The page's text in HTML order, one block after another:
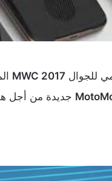
للجوالMWC 2017
جديدة من أجل